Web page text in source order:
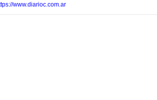
www.diarioc.com.ar